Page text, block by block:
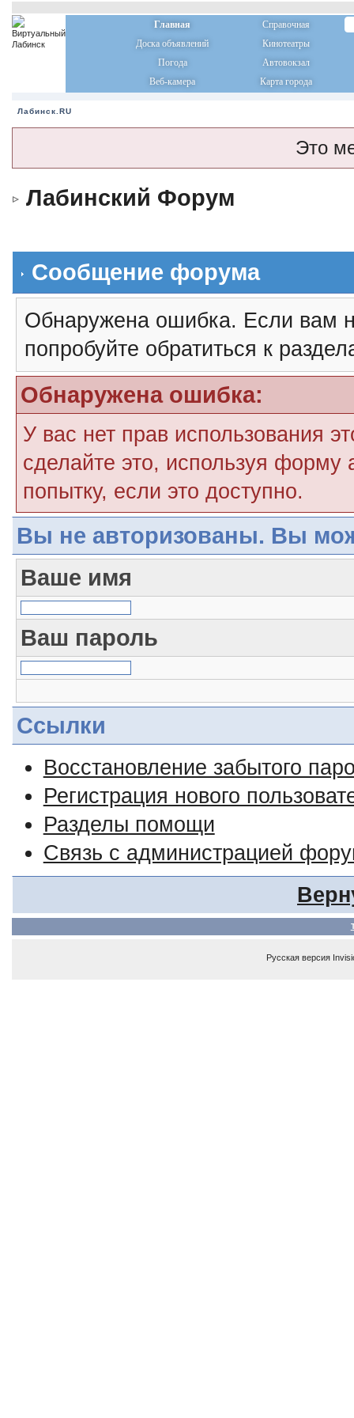
Главная
Справочная
Доска объявлений
Кинотеатры
Погода
Автовокзал
Веб-камера
Карта города
Лабинск.RU
Это
Лабинский Форум
Сообщение форума
Обнаружена ошибка. Если вам
попробуйте обратиться к
Обнаружена ошибка:
У вас нет прав использования
сделайте это, используя форму
попытку, если это доступно.
Вы не авторизованы. Вы
Ваше имя
Ваш пароль
Ссылки
Восстановление забытого
Регистрация нового
Разделы помощи
Связь с администрацией
Русская версия